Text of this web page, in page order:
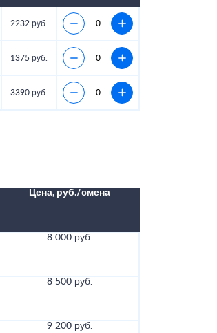
2232 руб.
1375 руб.
3390 руб.
Цена, руб./смена
8 000 руб.
8 500 руб.
9 200 руб.